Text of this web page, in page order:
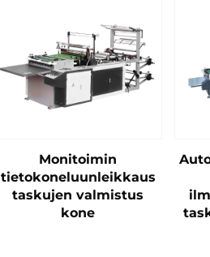
Monitoimin
tietokoneluunleikkaus
taskujen valmistus
kone